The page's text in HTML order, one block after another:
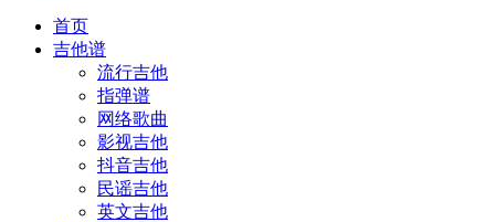
首页
吉他谱
流行吉他
指弹谱
网络歌曲
影视吉他
抖音吉他
民谣吉他
英文吉他